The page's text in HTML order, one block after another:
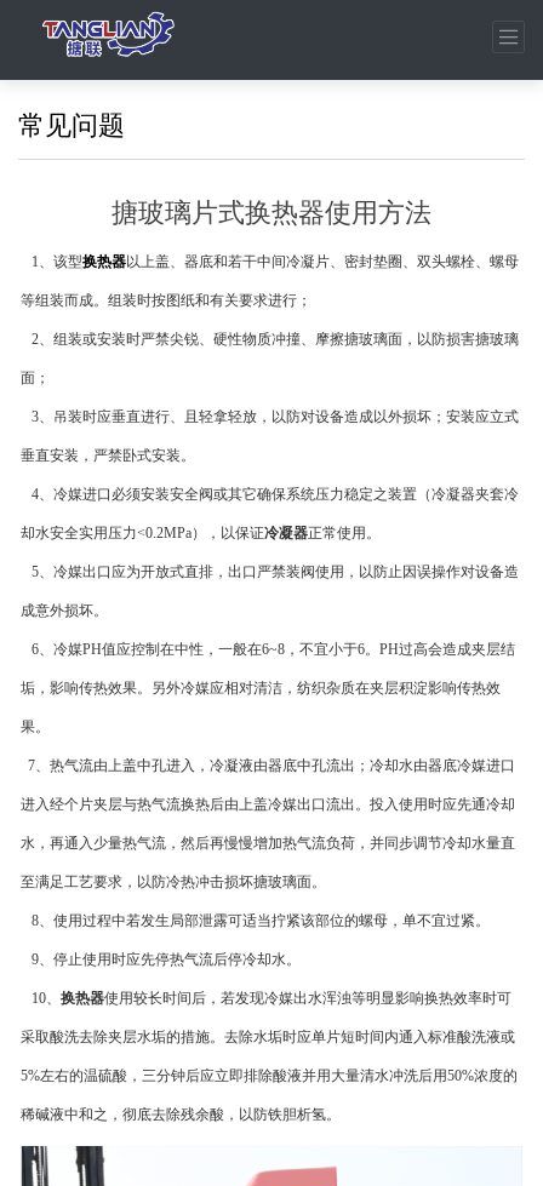
常见问题
搪玻璃片式换热器使用方法
1、该型换热器以上盖、器底和若干中间冷凝片、密封垫圈、双头螺栓、螺母
等组装而成。组装时按图纸和有关要求进行；
2、组装或安装时严禁尖锐、硬性物质冲撞、摩擦搪玻璃面，以防损害搪玻璃
面；
3、吊装时应垂直进行、且轻拿轻放，以防对设备造成以外损坏；安装应立式
垂直安装，严禁卧式安装。
4、冷媒进口必须安装安全阀或其它确保系统压力稳定之装置（冷凝器夹套冷
却水安全实用压力<0.2MPa），以保证冷凝器正常使用。
5、冷媒出口应为开放式直排，出口严禁装阀使用，以防止因误操作对设备造
成意外损坏。
6、冷媒PH值应控制在中性，一般在6~8，不宜小于6。PH过高会造成夹层结
垢，影响传热效果。另外冷媒应相对清洁，纺织杂质在夹层积淀影响传热效
果。
7、热气流由上盖中孔进入，冷凝液由器底中孔流出；冷却水由器底冷媒进口
进入经个片夹层与热气流换热后由上盖冷媒出口流出。投入使用时应先通冷却
水，再通入少量热气流，然后再慢慢增加热气流负荷，并同步调节冷却水量直
至满足工艺要求，以防冷热冲击损坏搪玻璃面。
8、使用过程中若发生局部泄露可适当拧紧该部位的螺母，单不宜过紧。
9、停止使用时应先停热气流后停冷却水。
10、 换热器使用较长时间后，若发现冷媒出水浑浊等明显影响换热效率时可
采取酸洗去除夹层水垢的措施。去除水垢时应单片短时间内通入标准酸洗液或
5%左右的温硫酸，三分钟后应立即排除酸液并用大量清水冲洗后用50%浓度的
稀碱液中和之，彻底去除残余酸，以防铁胆析氢。